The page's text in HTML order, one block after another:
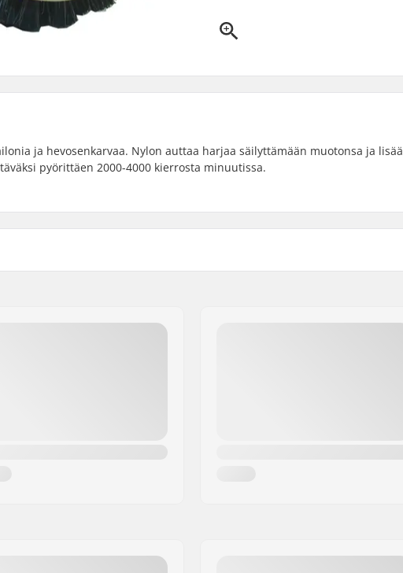
ja hevosenkarvaa. Nylon auttaa harjaa säilyttämään muotonsa ja lisää
pyörittäen 2000-4000 kierrosta minuutissa.